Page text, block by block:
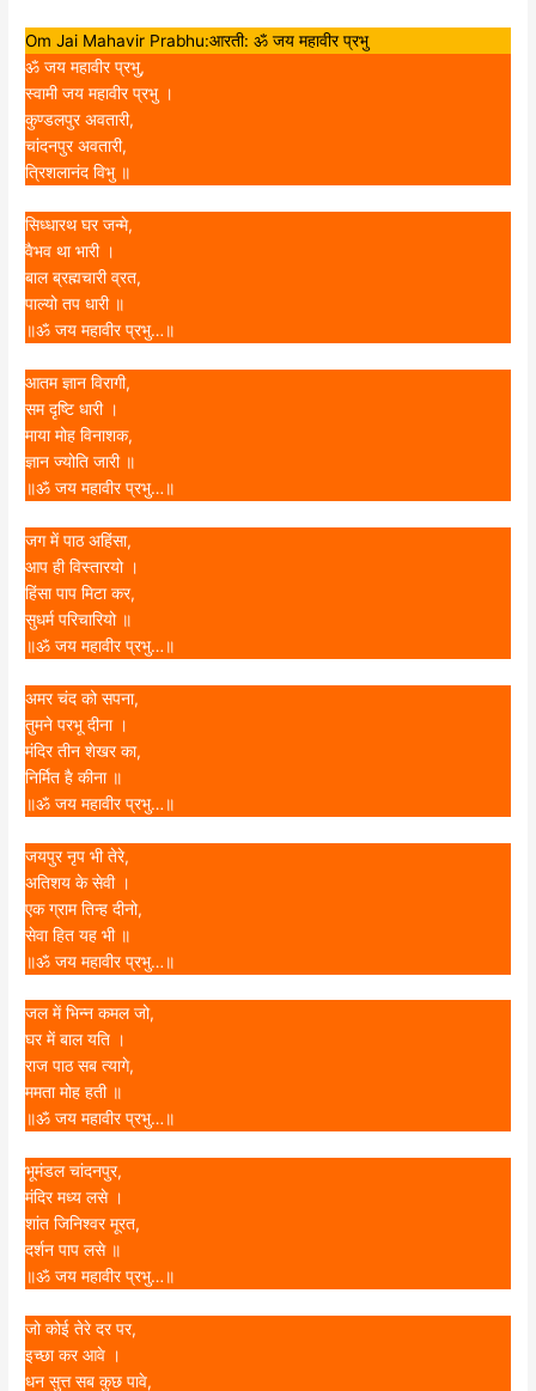
Om Jai Mahavir Prabhu:आरती: ॐ जय महावीर प्रभु
ॐ जय महावीर प्रभु,
स्वामी जय महावीर प्रभु ।
कुण्डलपुर अवतारी,
चांदनपुर अवतारी,
त्रिशलानंद विभु ॥
सिध्धारथ घर जन्मे,
वैभव था भारी ।
बाल ब्रह्मचारी व्रत,
पाल्यो तप धारी ॥
॥ॐ जय महावीर प्रभु…॥
आतम ज्ञान विरागी,
सम दृष्टि धारी ।
माया मोह विनाशक,
ज्ञान ज्योति जारी ॥
॥ॐ जय महावीर प्रभु…॥
जग में पाठ अहिंसा,
आप ही विस्तारयो ।
हिंसा पाप मिटा कर,
सुधर्म परिचारियो ॥
॥ॐ जय महावीर प्रभु…॥
अमर चंद को सपना,
तुमने परभू दीना ।
मंदिर तीन शेखर का,
निर्मित है कीना ॥
॥ॐ जय महावीर प्रभु…॥
जयपुर नृप भी तेरे,
अतिशय के सेवी ।
एक ग्राम तिन्ह दीनो,
सेवा हित यह भी ॥
॥ॐ जय महावीर प्रभु…॥
जल में भिन्न कमल जो,
घर में बाल यति ।
राज पाठ सब त्यागे,
ममता मोह हती ॥
॥ॐ जय महावीर प्रभु…॥
भूमंडल चांदनपुर,
मंदिर मध्य लसे ।
शांत जिनिश्वर मूरत,
दर्शन पाप लसे ॥
॥ॐ जय महावीर प्रभु…॥
जो कोई तेरे दर पर,
इच्छा कर आवे ।
धन सुत्त सब कुछ पावे,